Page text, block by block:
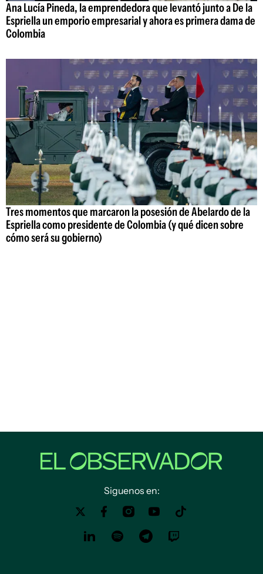
Ana Lucía Pineda, la emprendedora que levantó junto a De la
Espriella un emporio empresarial y ahora es primera dama de
Colombia
Tres momentos que marcaron la posesión de Abelardo de la
Espriella como presidente de Colombia (y qué dicen sobre
cómo será su gobierno)
Siguenos en: